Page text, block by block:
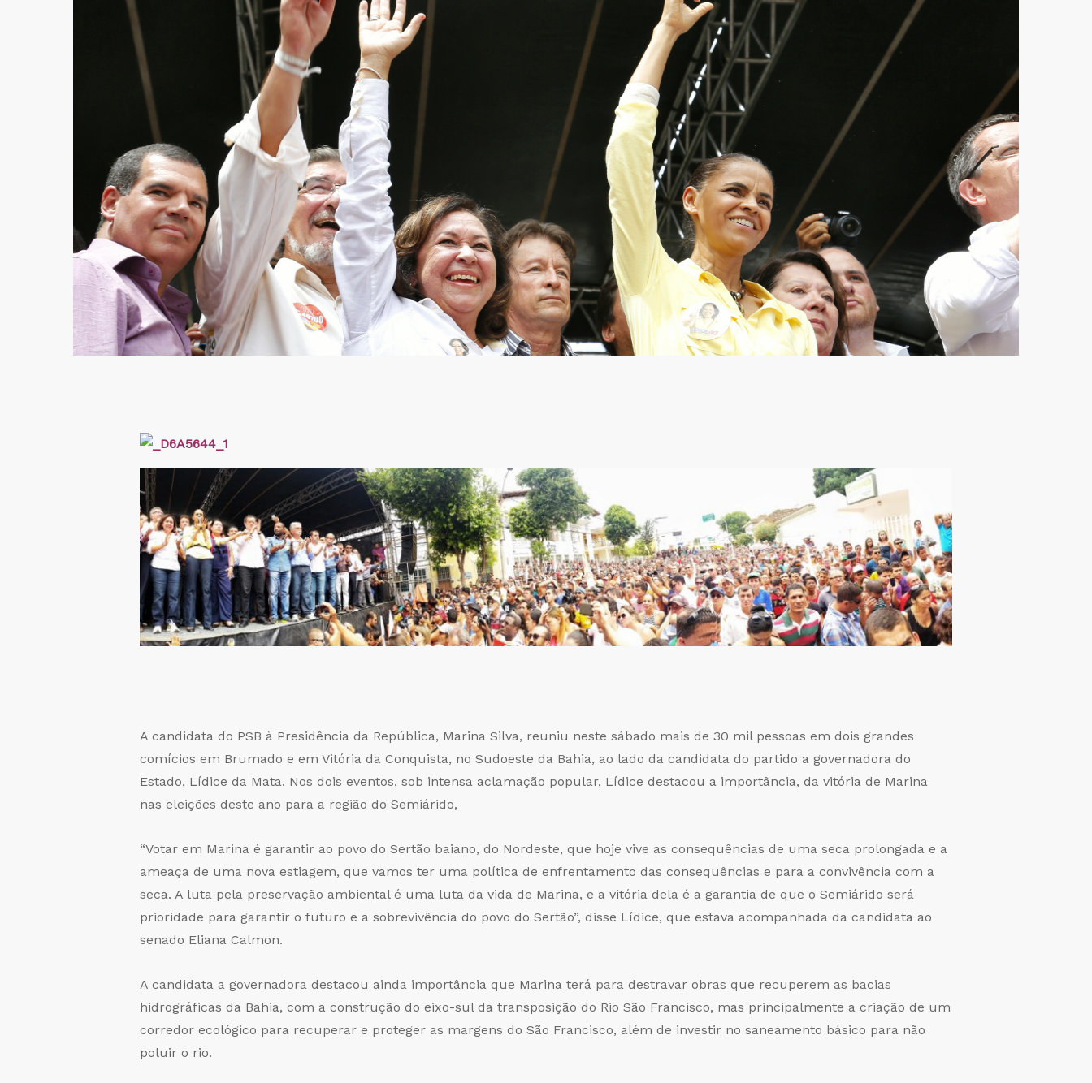
A candidata do PSB à Presidência da República, Marina Silva, reuniu neste sábado mais de 30 mil pessoas em dois grandes
comícios em Brumado e em Vitória da Conquista, no Sudoeste da Bahia, ao lado da candidata do partido a governadora do
Estado, Lídice da Mata. Nos dois eventos, sob intensa aclamação popular, Lídice destacou a importância, da vitória de Marina
nas eleições deste ano para a região do Semiárido,
“Votar em Marina é garantir ao povo do Sertão baiano, do Nordeste, que hoje vive as consequências de uma seca prolongada e a
ameaça de uma nova estiagem, que vamos ter uma política de enfrentamento das consequências e para a convivência com a
seca. A luta pela preservação ambiental é uma luta da vida de Marina, e a vitória dela é a garantia de que o Semiárido será
prioridade para garantir o futuro e a sobrevivência do povo do Sertão”, disse Lídice, que estava acompanhada da candidata ao
senado Eliana Calmon.
A candidata a governadora destacou ainda importância que Marina terá para destravar obras que recuperem as bacias
hidrográficas da Bahia, com a construção do eixo-sul da transposição do Rio São Francisco, mas principalmente a criação de um
corredor ecológico para recuperar e proteger as margens do São Francisco, além de investir no saneamento básico para não
poluir o rio.